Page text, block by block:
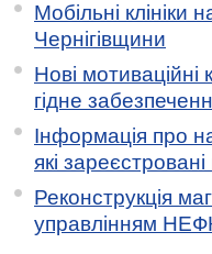
Мобільні
Чернігівщини
Нові мотиваційні
гідне
Інформація про
які
Реконструкція
управлінням